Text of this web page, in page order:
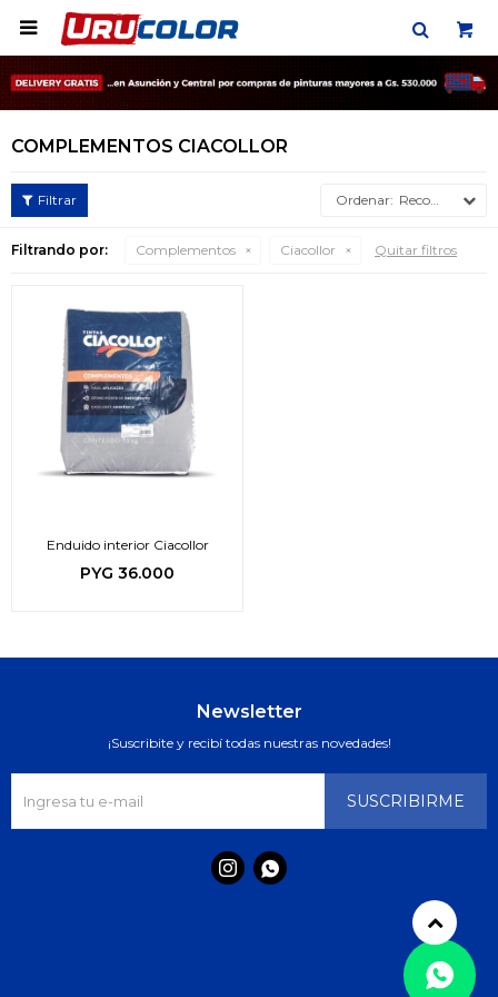

COMPLEMENTOS CIACOLLOR
Recomendados
Filtrando por: Complementos Ciacollor Quitar filtros
Enduido interior Ciacollor
PYG 36.000
Newsletter
¡Suscribite y recibí todas nuestras novedades!
SUSCRIBIRME
 